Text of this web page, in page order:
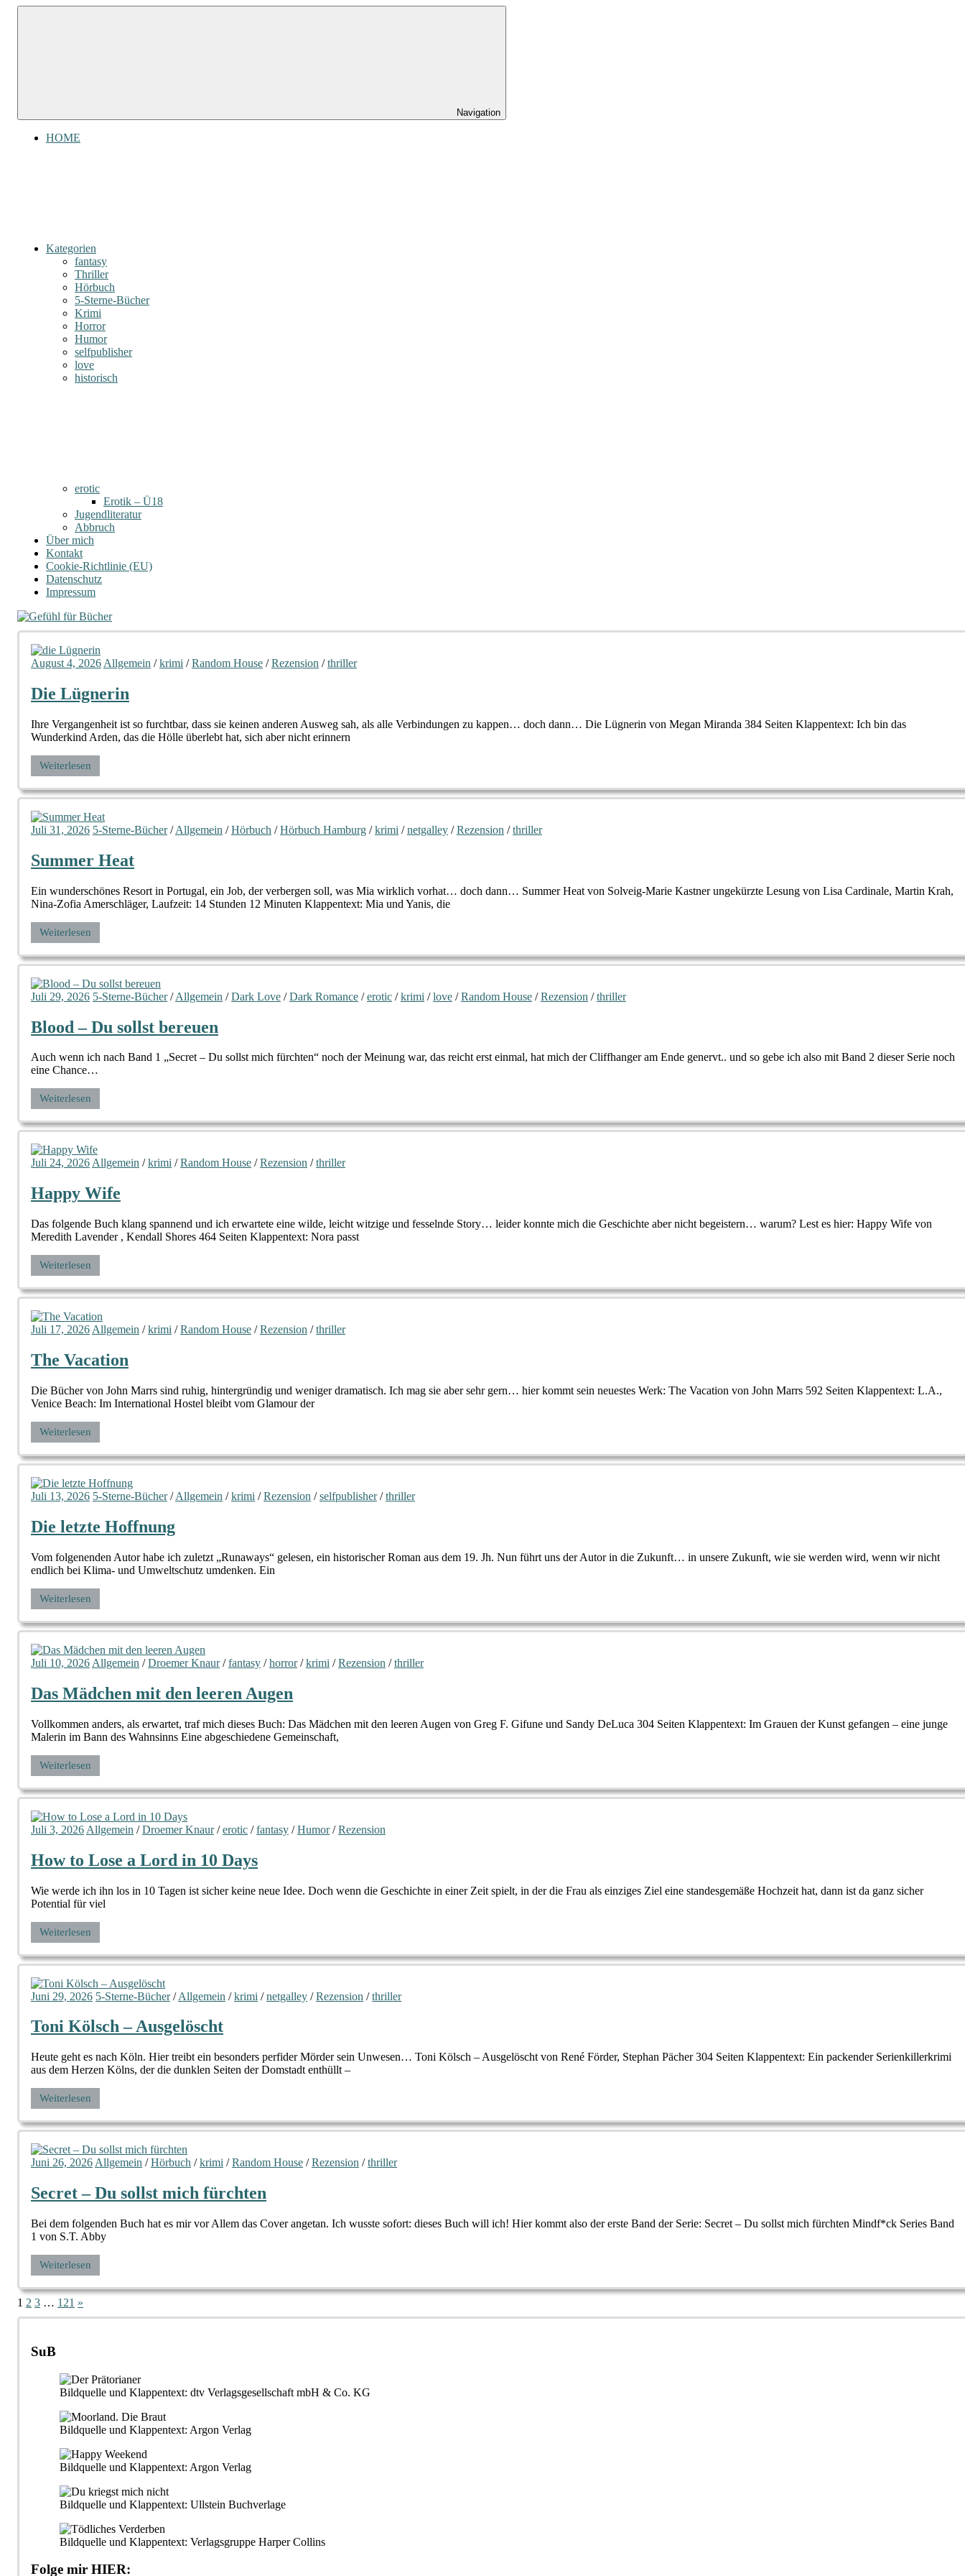
Zum
Navigation
HOME
Kategorien
fantasy
Thriller
Hörbuch
5-Sterne-Bücher
Krimi
Horror
Humor
selfpublisher
love
historisch
erotic
Erotik – Ü18
Jugendliteratur
Abbruch
Über mich
Kontakt
Cookie-Richtlinie (EU)
Datenschutz
Impressum
August 4, 2026 Allgemein /krimi /Random House /Rezension /thriller
Die Lügnerin
Ihre Vergangenheit ist so furchtbar, dass sie keinen anderen Ausweg sah, als alle Verbindungen zu kappen… doch dann… Die Lügnerin von Megan Miranda 384 Seiten Klappentext: Ich bin das
Wunderkind Arden, das die Hölle überlebt hat, sich aber nicht erinnern
Weiterlesen
Juli 31, 2026 5-Sterne-Bücher/Allgemein /Hörbuch /Hörbuch Hamburg /krimi /netgalley /Rezension /thriller
Summer Heat
Ein wunderschönes Resort in Portugal, ein Job, der verbergen soll, was Mia wirklich vorhat… doch dann… Summer Heat von Solveig-Marie Kastner ungekürzte Lesung von Lisa Cardinale, Martin Krah,
Nina-Zofia Amerschläger, Laufzeit: 14 Stunden 12 Minuten Klappentext: Mia und Yanis, die
Weiterlesen
Juli 29, 2026 5-Sterne-Bücher/Allgemein /Dark Love /Dark Romance /erotic /krimi /love /Random House /Rezension /thriller
Blood – Du sollst bereuen
Auch wenn ich nach Band 1 „Secret – Du sollst mich fürchten“ noch der Meinung war, das reicht erst einmal, hat mich der Cliffhanger am Ende genervt.. und so gebe ich also mit Band 2 dieser Serie noch
eine Chance…
Weiterlesen
Juli 24, 2026Allgemein /krimi /Random House /Rezension /thriller
Happy Wife
Das folgende Buch klang spannend und ich erwartete eine wilde, leicht witzige und fesselnde Story… leider konnte mich die Geschichte aber nicht begeistern… warum? Lest es hier: Happy Wife von
Meredith Lavender , Kendall Shores 464 Seiten Klappentext: Nora passt
Weiterlesen
Juli 17, 2026 Allgemein /krimi /Random House /Rezension /thriller
The Vacation
Die Bücher von John Marrs sind ruhig, hintergründig und weniger dramatisch. Ich mag sie aber sehr gern… hier kommt sein neuestes Werk: The Vacation von John Marrs 592 Seiten Klappentext: L.A.,
Venice Beach: Im International Hostel bleibt vom Glamour der
Weiterlesen
Juli 13, 2026 5-Sterne-Bücher/Allgemein /krimi /Rezension /selfpublisher/thriller
Die letzte Hoffnung
Vom folgenenden Autor habe ich zuletzt „Runaways“ gelesen, ein historischer Roman aus dem 19. Jh. Nun führt uns der Autor in die Zukunft… in unsere Zukunft, wie sie werden wird, wenn wir nicht
endlich bei Klima- und Umweltschutz umdenken. Ein
Weiterlesen
Juli 10, 2026 Allgemein /Droemer Knaur/fantasy /horror/krimi /Rezension /thriller
Das Mädchen mit den leeren Augen
Vollkommen anders, als erwartet, traf mich dieses Buch: Das Mädchen mit den leeren Augen von Greg F. Gifune und Sandy DeLuca 304 Seiten Klappentext: Im Grauen der Kunst gefangen – eine junge
Malerin im Bann des Wahnsinns Eine abgeschiedene Gemeinschaft,
Weiterlesen
Juli 3, 2026 Allgemein /Droemer Knaur/erotic /fantasy /Humor/Rezension
How to Lose a Lord in 10 Days
Wie werde ich ihn los in 10 Tagen ist sicher keine neue Idee. Doch wenn die Geschichte in einer Zeit spielt, in der die Frau als einziges Ziel eine standesgemäße Hochzeit hat, dann ist da ganz sicher
Potential für viel
Weiterlesen
Juni 29, 2026 5-Sterne-Bücher/Allgemein /krimi /netgalley /Rezension /thriller
Toni Kölsch – Ausgelöscht
Heute geht es nach Köln. Hier treibt ein besonders perfider Mörder sein Unwesen… Toni Kölsch – Ausgelöscht von René Förder, Stephan Pächer 304 Seiten Klappentext: Ein packender Serienkillerkrimi
aus dem Herzen Kölns, der die dunklen Seiten der Domstadt enthüllt –
Weiterlesen
Juni 26, 2026 Allgemein /Hörbuch /krimi /Random House /Rezension /thriller
Secret – Du sollst mich fürchten
Bei dem folgenden Buch hat es mir vor Allem das Cover angetan. Ich wusste sofort: dieses Buch will ich! Hier kommt also der erste Band der Serie: Secret – Du sollst mich fürchten Mindf*ck Series Band
1 von S.T. Abby
Weiterlesen
Seitennummerierung
der
Beiträge
1 2 3 … 121 Nächste
Beiträge
»
SuB
Bildquelle und Klappentext: dtv Verlagsgesellschaft mbH & Co. KG
Bildquelle und Klappentext: Argon Verlag
Bildquelle und Klappentext: Argon Verlag
Bildquelle und Klappentext: Ullstein Buchverlage
Bildquelle und Klappentext: Verlagsgruppe Harper Collins
Folge mir HIER: